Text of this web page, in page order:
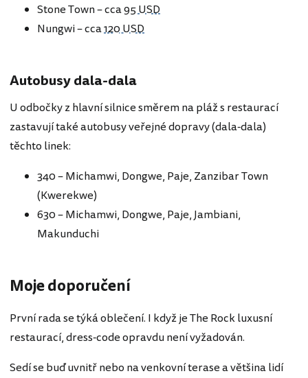
Stone Town – cca95 USD
Nungwi – cca120 USD
Autobusy dala-dala
U odbočky z hlavní silnice směrem na pláž s restaurací
zastavují také autobusy veřejné dopravy (dala-dala)
těchto linek:
340 – Michamwi, Dongwe, Paje, Zanzibar Town
(Kwerekwe)
630 – Michamwi, Dongwe, Paje, Jambiani,
Makunduchi
Moje doporučení
První rada se týká oblečení. I když je The Rock luxusní
restaurací, dress-code opravdu není vyžadován.
Sedí se buď uvnitř nebo na venkovní terase a většina lidí